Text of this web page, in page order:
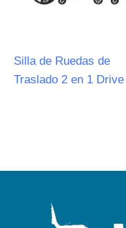
Silla de Ruedas de
Traslado 2 en 1 Drive